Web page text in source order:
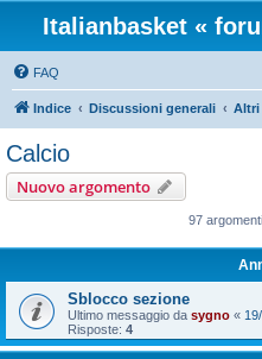
Italianbasket «
FAQ
Indice Discussioni generali Altri
Calcio
Nuovo argomento
97 argomenti
Sblocco sezione
Ultimo messaggio da sygno «
Risposte: 4